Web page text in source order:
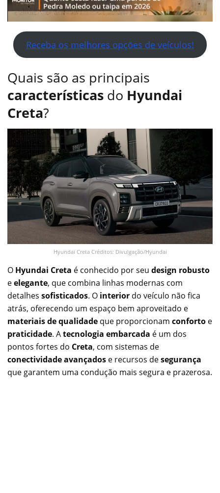
Receba os melhores opções de veículos!
Quais são as principais
características do Hyundai
Creta?
Hyundai Creta Créditos: Divulgação/Hyundai
O Hyundai Creta é conhecido por seu design robusto
eelegante, que combina linhas modernas com
detalhes sofisticados. O interior do veículo não fica
atrás, oferecendo um espaço bem aproveitado e
materiais de qualidade que proporcionam conforto e
praticidade. Atecnologia embarcada é um dos
pontos fortes do Creta, com sistemas de
conectividade avançados e recursos desegurança
que garantem uma condução mais segura e prazerosa.